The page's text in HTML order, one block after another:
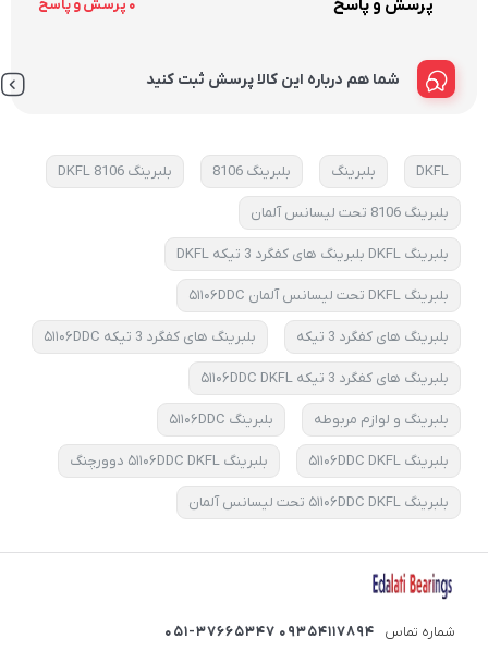
پرسش و پاسخ 0 پرسش و پاسخ
شما هم درباره این کالا پرسش ثبت کنید
DKFL بلبرینگ بلبرینگ 8106 بلبرینگ 8106 DKFL
بلبرینگ 8106 تحت لیسانس آلمان
بلبرینگ DKFL بلبرینگ های کفگرد 3 تیکه DKFL
بلبرینگ DKFL تحت لیسانس آلمان ۵۱۱۰۶DDC
بلبرینگ های کفگرد 3 تیکه بلبرینگ های کفگرد 3 تیکه ۵۱۱۰۶DDC
بلبرینگ های کفگرد 3 تیکه ۵۱۱۰۶DDC DKFL
بلبرینگ و لوازم مربوطه بلبرینگ ۵۱۱۰۶DDC
بلبرینگ ۵۱۱۰۶DDC DKFL بلبرینگ ۵۱۱۰۶DDC DKFL دوورچنگ
بلبرینگ ۵۱۱۰۶DDC DKFL تحت لیسانس آلمان
شماره تماس
09354117894 051-37665347